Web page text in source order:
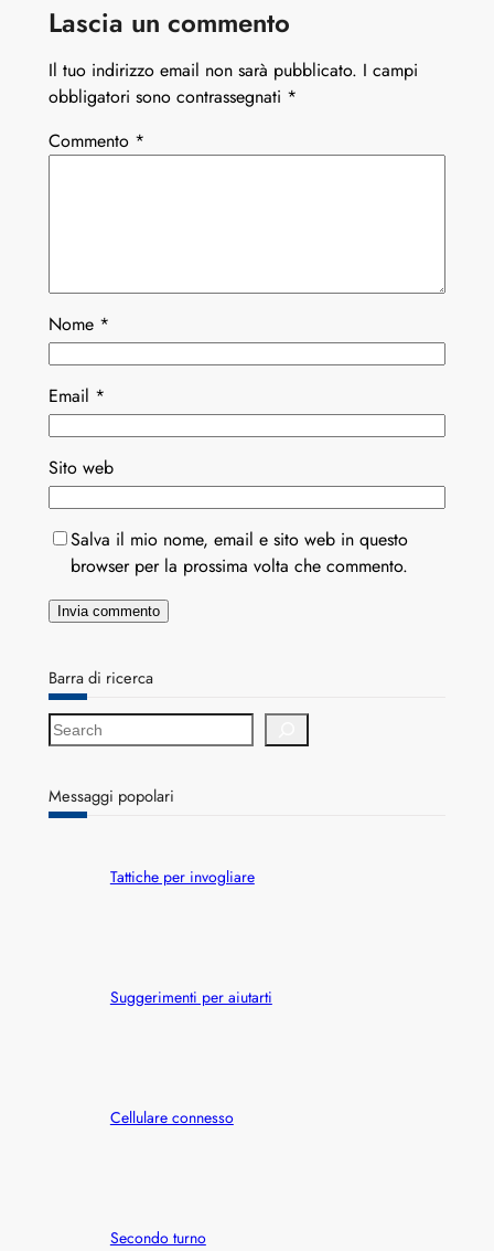
Lascia un commento
Il tuo indirizzo email non sarà pubblicato. I campi
obbligatori sono contrassegnati *
Commento *
Nome *
Email *
Sito web
Salva il mio nome, email e sito web in questo
browser per la prossima volta che commento.
Barra di ricerca
S
e
r
c
Messaggi popolari
Tattiche per invogliare
Suggerimenti per aiutarti
Cellulare connesso
Secondo turno